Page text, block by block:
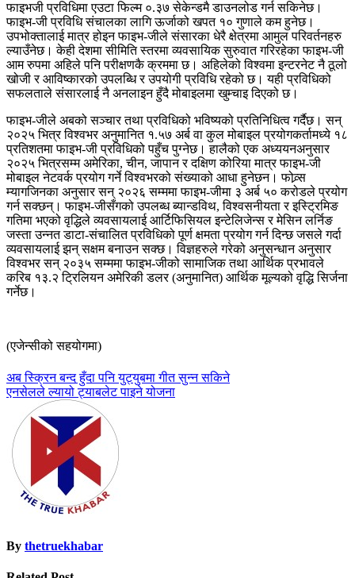
फाइभजी प्रविधिमा एउटा फिल्म ०.३७ सेकेन्डमै डाउनलोड गर्न सकिनेछ।
फाइभ-जी प्रविधि संचालका लागि ऊर्जाको खपत १० गुणाले कम हुनेछ।
उपभोक्तालाई मात्र होइन फाइभ-जीले संसारका धेरै क्षेत्रमा आमुल परिवर्तनहरु
ल्याउँनेछ। केही देशमा सीमिति स्तरमा व्यवसायिक सुरुवात गरिरहेका फाइभ-जी
आम रुपमा अहिले पनि परीक्षणकै क्रममा छ। अहिलेको विश्वमा इन्टरनेट नै ठूलो
खोजी र आविष्कारको उपलब्धि र उपयोगी प्रविधि रहेको छ। यही प्रविधिको
सफलताले संसारलाई नै अनलाइन हुँदै मोबाइलमा खुम्चाइ दिएको छ।
फाइभ-जीले अबको सञ्चार तथा प्रविधिको भविष्यको प्रतिनिधित्व गर्दैछ। सन्
२०२५ भित्र विश्वभर अनुमानित १.५७ अर्ब वा कुल मोबाइल प्रयोगकर्तामध्ये १८
प्रतिशतमा फाइभ-जी प्रविधिको पहुँच पुग्नेछ। हालैको एक अध्ययनअनुसार
२०२५ भित्रसम्म अमेरिका, चीन, जापान र दक्षिण कोरिया मात्र फाइभ-जी
मोबाइल नेटवर्क प्रयोग गर्ने विश्वभरको संख्याको आधा हुनेछन। फोव्र्स
म्यागजिनका अनुसार सन् २०२६ सम्ममा फाइभ-जीमा ३ अर्ब ५० करोडले प्रयोग
गर्न सक्छन्। फाइभ-जीसँगको उपलब्ध ब्यान्डविथ, विश्वसनीयता र इस्ट्रिमिङ
गतिमा भएको वृद्धिले व्यवसायलाई आर्टिफिसियल इन्टेलिजेन्स र मेसिन लर्निङ
जस्ता उन्नत डाटा-संचालित प्रविधिको पूर्ण क्षमता प्रयोग गर्न दिन्छ जसले गर्दा
व्यवसायलाई झन् सक्षम बनाउन सक्छ। विज्ञहरुले गरेको अनुसन्धान अनुसार
विश्वभर सन् २०३५ सम्ममा फाइभ-जीको सामाजिक तथा आर्थिक प्रभावले
करिब १३.२ ट्रिलियन अमेरिकी डलर (अनुमानित) आर्थिक मूल्यको वृद्धि सिर्जना
गर्नेछ।
(एजेन्सीको सहयोगमा)
Post
navigation
अब स्क्रिन बन्द हुँदा पनि युट्युबमा गीत सुन्न सकिने
एनसेलले ल्यायो ट्याबलेट पाइने योजना
By thetruekhabar